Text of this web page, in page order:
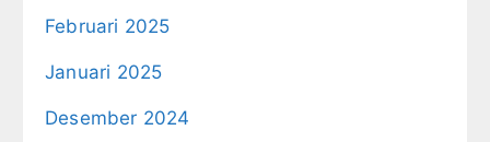
Februari 2025
Januari 2025
Desember 2024